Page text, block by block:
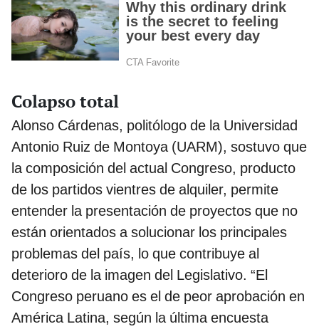
Colapso total
Alonso Cárdenas, politólogo de la Universidad
Antonio Ruiz de Montoya (UARM), sostuvo que
la composición del actual Congreso, producto
de los partidos vientres de alquiler, permite
entender la presentación de proyectos que no
están orientados a solucionar los principales
problemas del país, lo que contribuye al
deterioro de la imagen del Legislativo. “El
Congreso peruano es el de peor aprobación en
América Latina, según la última encuesta